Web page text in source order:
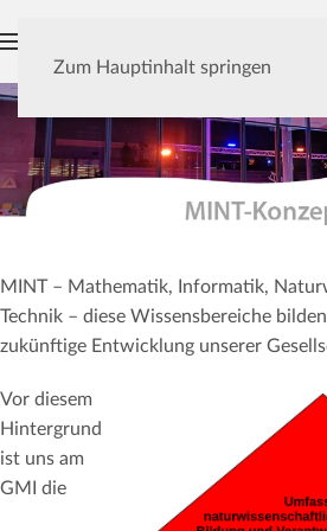
Zum Hauptinhalt springen
MINT – Mathematik, Informatik,
Technik – diese Wissensbereiche
zukünftige Entwicklung unserer
Vor diesem
Hintergrund
ist uns am
GMI die